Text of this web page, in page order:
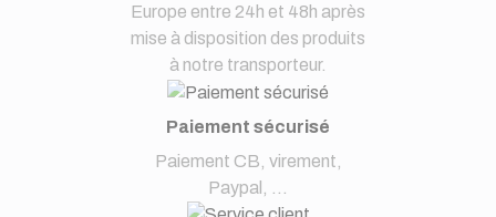
Europe entre 24h et 48h après
mise à disposition des produits
à notre transporteur.
Paiement sécurisé
Paiement CB, virement,
Paypal, ...